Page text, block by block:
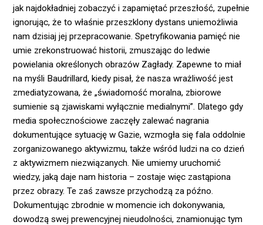
jak najdokładniej zobaczyć i zapamiętać przeszłość, zupełnie
ignorując, że to właśnie przeszklony dystans uniemożliwia
nam dzisiaj jej przepracowanie. Spetryfikowania pamięć nie
umie zrekonstruować historii, zmuszając do ledwie
powielania określonych obrazów Zagłady. Zapewne to miał
na myśli Baudrillard, kiedy pisał, że nasza wrażliwość jest
zmediatyzowana, że „świadomość moralna, zbiorowe
sumienie są zjawiskami wyłącznie medialnymi”. Dlatego gdy
media społecznościowe zaczęły zalewać nagrania
dokumentujące sytuację w Gazie, wzmogła się fala oddolnie
zorganizowanego aktywizmu, także wśród ludzi na co dzień
z aktywizmem niezwiązanych. Nie umiemy uruchomić
wiedzy, jaką daje nam historia – zostaje więc zastąpiona
przez obrazy. Te zaś zawsze przychodzą za późno.
Dokumentując zbrodnie w momencie ich dokonywania,
dowodzą swej prewencyjnej nieudolności, znamionując tym